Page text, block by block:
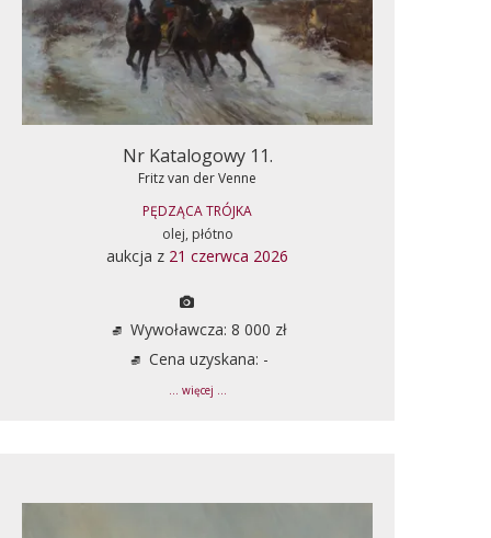
Nr Katalogowy 11.
Fritz van der Venne
PĘDZĄCA TRÓJKA
olej, płótno
aukcja z 21 czerwca 2026
Wywoławcza: 8 000 zł
Cena uzyskana: -
... więcej ...